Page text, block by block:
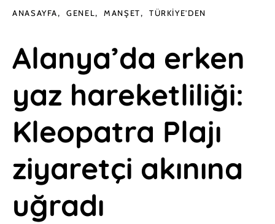
ANASAYFA GENEL MANŞET TÜRKIYE'DEN
Alanya’da erken
yaz hareketliliği:
Kleopatra Plajı
ziyaretçi akınına
uğradı